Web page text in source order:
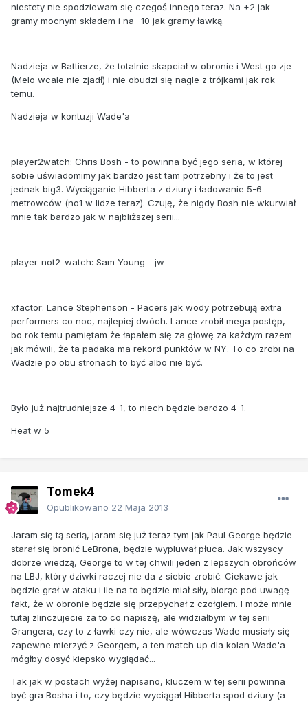
niestety nie spodziewam się czegoś innego teraz. Na +2 jak
gramy mocnym składem i na -10 jak gramy ławką.
Nadzieja w Battierze, że totalnie skapciał w obronie i West go zje
(Melo wcale nie zjadł) i nie obudzi się nagle z trójkami jak rok
temu.
Nadzieja w kontuzji Wade'a
player2watch: Chris Bosh - to powinna być jego seria, w której
sobie uświadomimy jak bardzo jest tam potrzebny i że to jest
jednak big3. Wyciąganie Hibberta z dziury i ładowanie 5-6
metrowców (no1 w lidze teraz). Czuję, że nigdy Bosh nie wkurwiał
mnie tak bardzo jak w najbliższej serii...
player-not2-watch: Sam Young - jw
xfactor: Lance Stephenson - Pacers jak wody potrzebują extra
performers co noc, najlepiej dwóch. Lance zrobił mega postęp,
bo rok temu pamiętam że łapałem się za głowę za każdym razem
jak mówili, że ta padaka ma rekord punktów w NY. To co zrobi na
Wadzie po obu stronach to być albo nie być.
Było już najtrudniejsze 4-1, to niech będzie bardzo 4-1.
Heat w 5
Tomek4
Opublikowano 22 Maja 2013
Jaram się tą serią, jaram się już teraz tym jak Paul George będzie
starał się bronić LeBrona, będzie wypluwał płuca. Jak wszyscy
dobrze wiedzą, George to w tej chwili jeden z lepszych obrońców
na LBJ, który dziwki raczej nie da z siebie zrobić. Ciekawe jak
będzie grał w ataku i ile na to będzie miał siły, biorąc pod uwagę
fakt, że w obronie będzie się przepychał z czołgiem. I może mnie
tutaj zlinczujecie za to co napiszę, ale widziałbym w tej serii
Grangera, czy to z ławki czy nie, ale wówczas Wade musiały się
zapewne mierzyć z Georgem, a ten match up dla kolan Wade'a
mógłby dosyć kiepsko wyglądać...
Tak jak w postach wyżej napisano, kluczem w tej serii powinna
być gra Bosha i to, czy będzie wyciągał Hibberta spod dziury (a